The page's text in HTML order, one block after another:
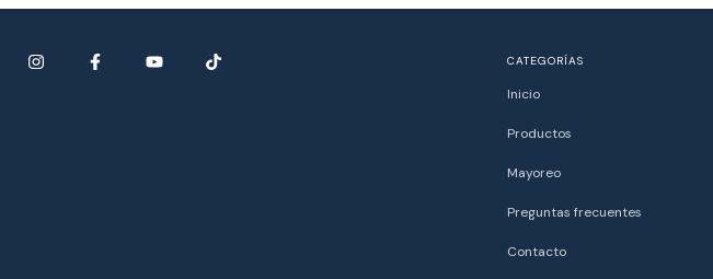
CATEGORÍAS
Inicio
Productos
Mayoreo
Preguntas frecuentes
Contacto